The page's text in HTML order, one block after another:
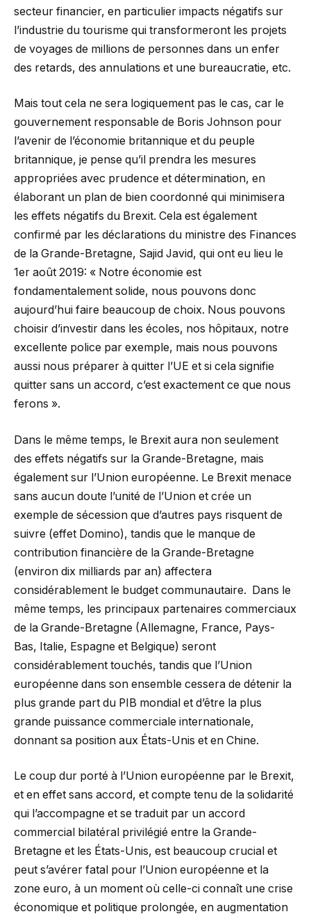
secteur financier, en particulier impacts négatifs sur
l’industrie du tourisme qui transformeront les projets
de voyages de millions de personnes dans un enfer
des retards, des annulations et une bureaucratie, etc.
Mais tout cela ne sera logiquement pas le cas, car le
gouvernement responsable de Boris Johnson pour
l’avenir de l’économie britannique et du peuple
britannique, je pense qu’il prendra les mesures
appropriées avec prudence et détermination, en
élaborant un plan de bien coordonné qui minimisera
les effets négatifs du Brexit. Cela est également
confirmé par les déclarations du ministre des Finances
de la Grande-Bretagne, Sajid Javid, qui ont eu lieu le
1er août 2019: « Notre économie est
fondamentalement solide, nous pouvons donc
aujourd’hui faire beaucoup de choix. Nous pouvons
choisir d’investir dans les écoles, nos hôpitaux, notre
excellente police par exemple, mais nous pouvons
aussi nous préparer à quitter l’UE et si cela signifie
quitter sans un accord, c’est exactement ce que nous
ferons ».
Dans le même temps, le Brexit aura non seulement
des effets négatifs sur la Grande-Bretagne, mais
également sur l’Union européenne. Le Brexit menace
sans aucun doute l’unité de l’Union et crée un
exemple de sécession que d’autres pays risquent de
suivre (effet Domino), tandis que le manque de
contribution financière de la Grande-Bretagne
(environ dix milliards par an) affectera
considérablement le budget communautaire. Dans le
même temps, les principaux partenaires commerciaux
de la Grande-Bretagne (Allemagne, France, Pays-
Bas, Italie, Espagne et Belgique) seront
considérablement touchés, tandis que l’Union
européenne dans son ensemble cessera de détenir la
plus grande part du PIB mondial et d’être la plus
grande puissance commerciale internationale,
donnant sa position aux États-Unis et en Chine.
Le coup dur porté à l’Union européenne par le Brexit,
et en effet sans accord, et compte tenu de la solidarité
qui l’accompagne et se traduit par un accord
commercial bilatéral privilégié entre la Grande-
Bretagne et les États-Unis, est beaucoup crucial et
peut s’avérer fatal pour l’Union européenne et la
zone euro, à un moment où celle-ci connaît une crise
économique et politique prolongée, en augmentation